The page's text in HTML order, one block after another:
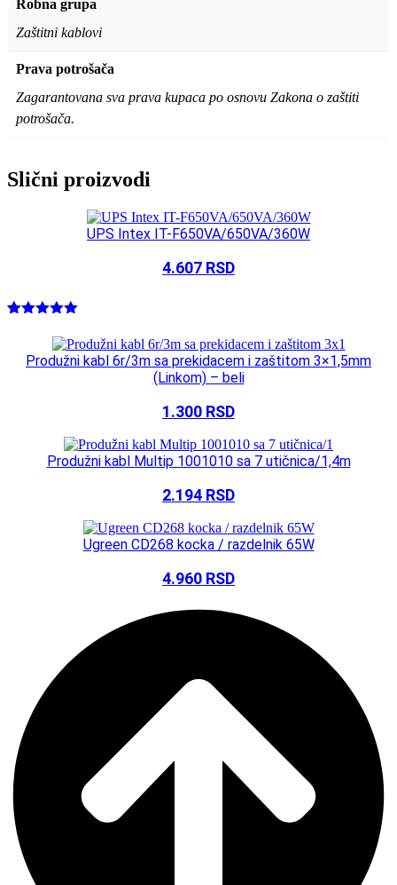
Robna grupa
Zaštitni kablovi
Prava potrošača
Zagarantovana sva prava kupaca po osnovu Zakona o zaštiti
potrošača.
Slični proizvodi
UPS Intex IT-F650VA/650VA/360W
4.607 RSD
od 5
na osnovu
oceneProdužni kabl 6r/3m sa prekidacem i zaštitom 3×1,5mm
(Linkom) – beli
1.300 RSD
Produžni kabl Multip 1001010 sa 7 utičnica/1,4m
2.194 RSD
Ugreen CD268 kocka / razdelnik 65W
4.960 RSD